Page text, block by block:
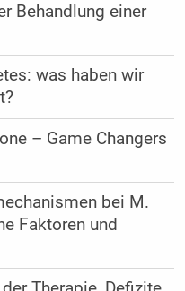
Behandlung einer
was haben wir
– Game Changers
bei M.
Faktoren und